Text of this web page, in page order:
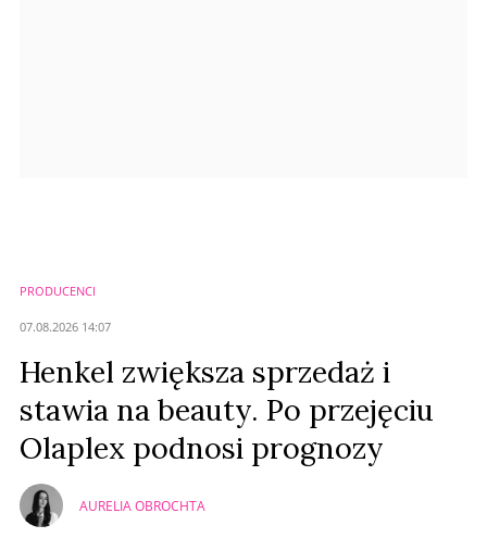
PRODUCENCI
07.08.2026 14:07
Henkel zwiększa sprzedaż i
stawia na beauty. Po przejęciu
Olaplex podnosi prognozy
AURELIA OBROCHTA